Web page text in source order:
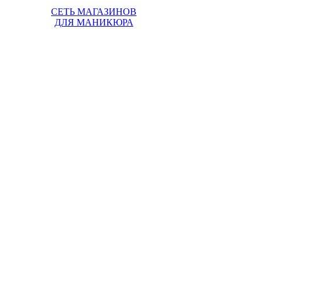
СЕТЬ МАГАЗИНОВ
ДЛЯ МАНИКЮРА